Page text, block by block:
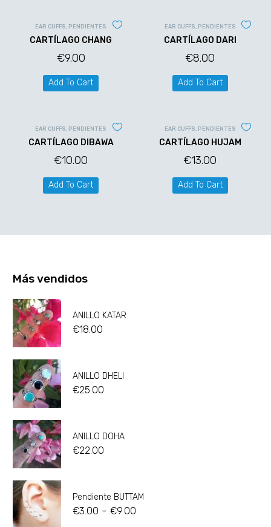
EAR CUFFS PENDIENTES
CARTÍLAGO CHANG
€9.00
Add To Cart
EAR CUFFS PENDIENTES
CARTÍLAGO DARI
€8.00
Add To Cart
EAR CUFFS PENDIENTES
CARTÍLAGO DIBAWA
€10.00
Add To Cart
EAR CUFFS PENDIENTES
CARTÍLAGO HUJAM
€13.00
Add To Cart
Más vendidos
ANILLO KATAR
€18.00
ANILLO DHELI
€25.00
ANILLO DOHA
€22.00
Pendiente BUTTAM
€3.00 - €9.00